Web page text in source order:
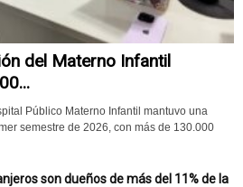
del Materno Infantil
Público Materno Infantil mantuvo una
semestre de 2026, con más de 130.000
son dueños de más del 11% de la